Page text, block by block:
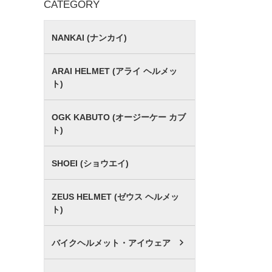
CATEGORY
NANKAI (ナンカイ)
ARAI HELMET (アライ ヘルメッ
ト)
OGK KABUTO (オージーケー カブ
ト)
SHOEI (ショウエイ)
ZEUS HELMET (ゼウス ヘルメッ
ト)
バイクヘルメット・アイウェア